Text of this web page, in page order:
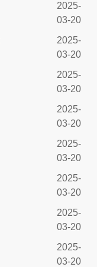
2025-
03-20
2025-
03-20
2025-
03-20
2025-
03-20
2025-
03-20
2025-
03-20
2025-
03-20
2025-
03-20